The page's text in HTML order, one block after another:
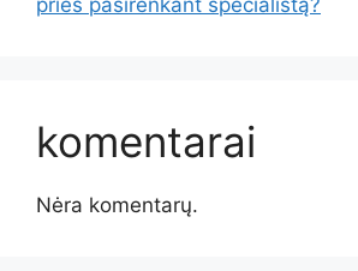
prieš pasirenkant specialistą?
komentarai
Nėra komentarų.